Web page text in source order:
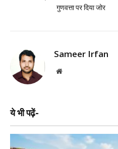
गुणवत्ता पर दिया जोर
Sameer Irfan
Website
ये भी पढ़ें-